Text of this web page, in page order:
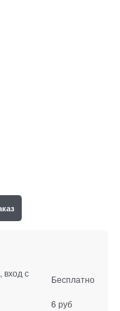
с
Бесплатно
6 руб